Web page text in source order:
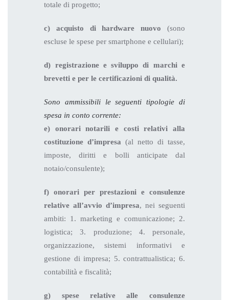
totale di progetto;
c) acquisto di hardware nuovo (sono
escluse le spese per smartphone e cellulari);
d) registrazione e sviluppo di marchi e
brevetti e per le certificazioni di qualità.
Sono ammissibili le seguenti tipologie di
spesa in conto corrente:
e) onorari notarili e costi relativi alla
costituzione d’impresa(al netto di tasse,
imposte, diritti e bolli anticipate dal
notaio/consulente);
f) onorari per prestazioni e consulenze
relative all’avvio d’impresa, nei seguenti
ambiti: 1. marketing e comunicazione; 2.
logistica; 3. produzione; 4. personale,
organizzazione, sistemi informativi e
gestione di impresa; 5. contrattualistica; 6.
contabilità e fiscalità;
g) spese relative alle consulenze